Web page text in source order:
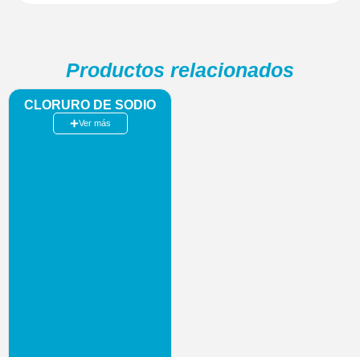
Productos relacionados
CLORURO DE SODIO
Ver más